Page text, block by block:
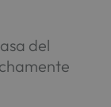
del